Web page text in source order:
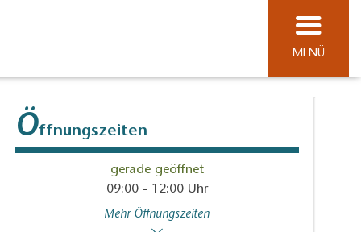
MENÜ
Öffnungszeiten
gerade geöffnet
09:00 - 12:00 Uhr
Mehr Öffnungszeiten